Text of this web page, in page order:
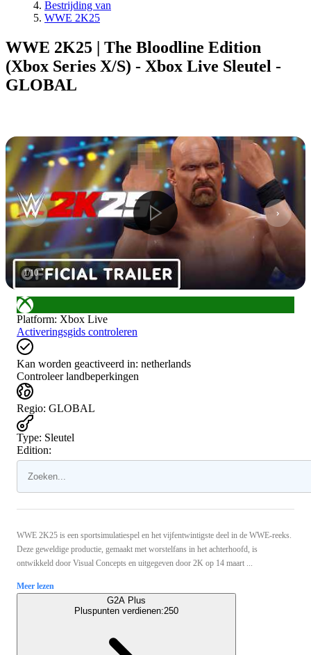
Bestrijding van
WWE 2K25
WWE 2K25 | The Bloodline Edition
(Xbox Series X/S) - Xbox Live Sleutel -
GLOBAL
1/10
Platform: Xbox Live
Activeringsgids controleren
Kan worden geactiveerd in: netherlands
Controleer landbeperkingen
Regio: GLOBAL
Type: Sleutel
Edition:
WWE 2K25 is een sportsimulatiespel en het vijfentwintigste deel in de WWE-reeks.
Deze geweldige productie, gemaakt met worstelfans in het achterhoofd, is
ontwikkeld door Visual Concepts en uitgegeven door 2K op 14 maart ...
Meer lezen
G2A Plus
Pluspunten verdienen:250